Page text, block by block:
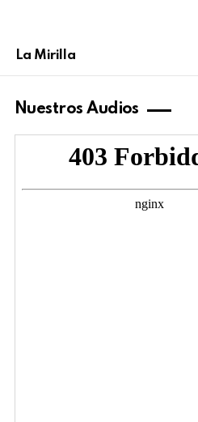
La Mirilla
Nuestros Audios